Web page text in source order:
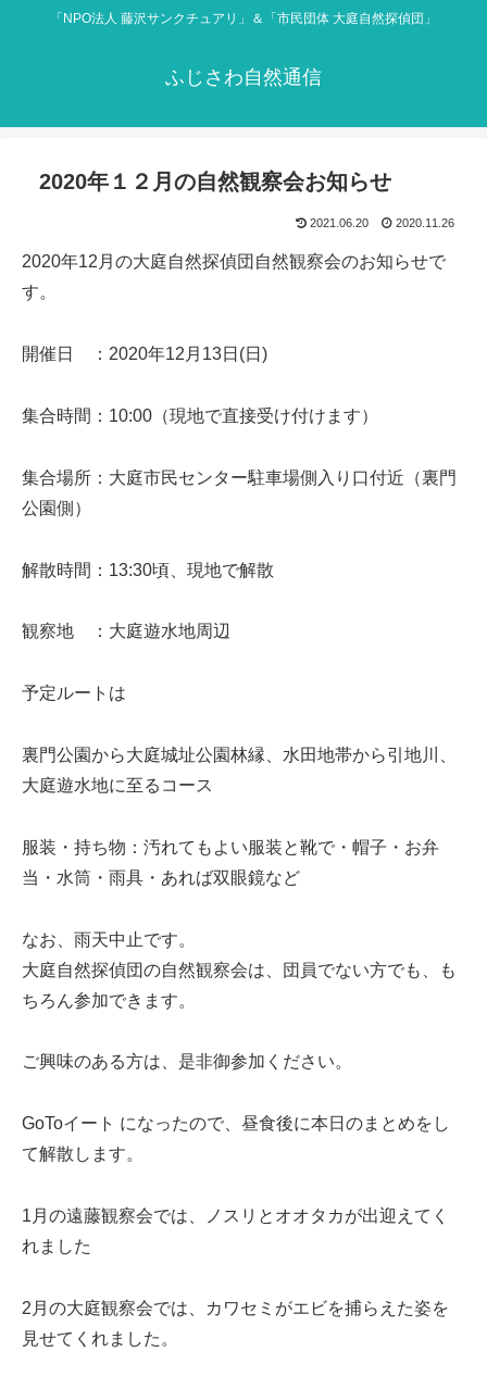
「NPO法人 藤沢サンクチュアリ」＆「市民団体 大庭自然探偵団」
ふじさわ自然通信
2020年１２月の自然観察会お知らせ
2021.06.20 2020.11.26
2020年12月の大庭自然探偵団自然観察会のお知らせで
す。
開催日 ：2020年12月13日(日)
集合時間：10:00（現地で直接受け付けます）
集合場所：大庭市民センター駐車場側入り口付近（裏門
公園側）
解散時間：13:30頃、現地で解散
観察地 ：大庭遊水地周辺
予定ルートは
裏門公園から大庭城址公園林縁、水田地帯から引地川、
大庭遊水地に至るコース
服装・持ち物：汚れてもよい服装と靴で・帽子・お弁
当・水筒・雨具・あれば双眼鏡など
なお、雨天中止です。
大庭自然探偵団の自然観察会は、団員でない方でも、も
ちろん参加できます。
ご興味のある方は、是非御参加ください。
GoToイート になったので、昼食後に本日のまとめをし
て解散します。
1月の遠藤観察会では、ノスリとオオタカが出迎えてく
れました
2月の大庭観察会では、カワセミがエビを捕らえた姿を
見せてくれました。